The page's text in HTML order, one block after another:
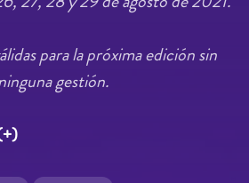
para la próxima edición sin
gestión.